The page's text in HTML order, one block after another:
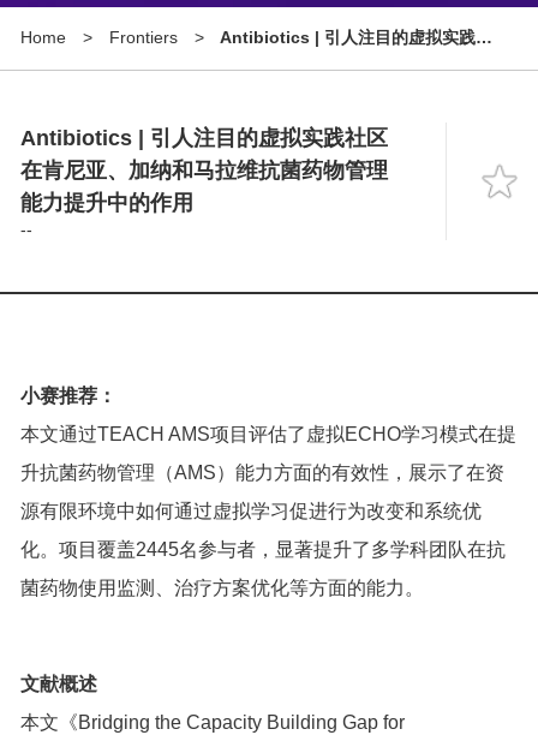
About
Language
Home > Frontiers >
Antibiotics | 引人注目的虚拟实践社
Antibiotics | 引人注目的虚拟实践社区
在肯尼亚、加纳和马拉维抗菌药物管理
能力提升中的作用
--
小赛推荐：
本文通过TEACH AMS项目评估了虚拟ECHO学习模式在提
升抗菌药物管理（AMS）能力方面的有效性，展示了在资
源有限环境中如何通过虚拟学习促进行为改变和系统优
化。项目覆盖2445名参与者，显著提升了多学科团队在抗
菌药物使用监测、治疗方案优化等方面的能力。
文献概述
本文《Bridging the Capacity Building Gap for